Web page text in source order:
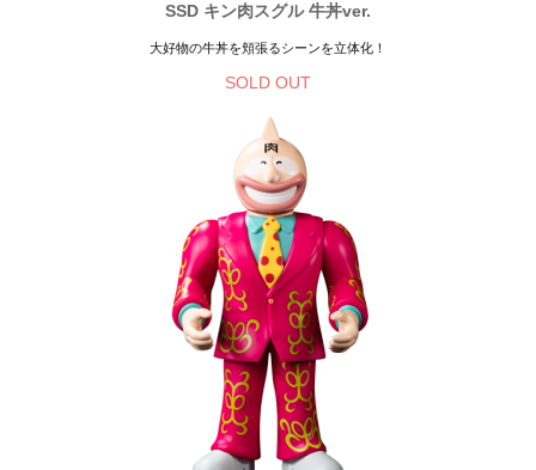
SSD キン肉スグル 牛丼ver.
大好物の牛丼を頬張るシーンを立体化！
SOLD OUT